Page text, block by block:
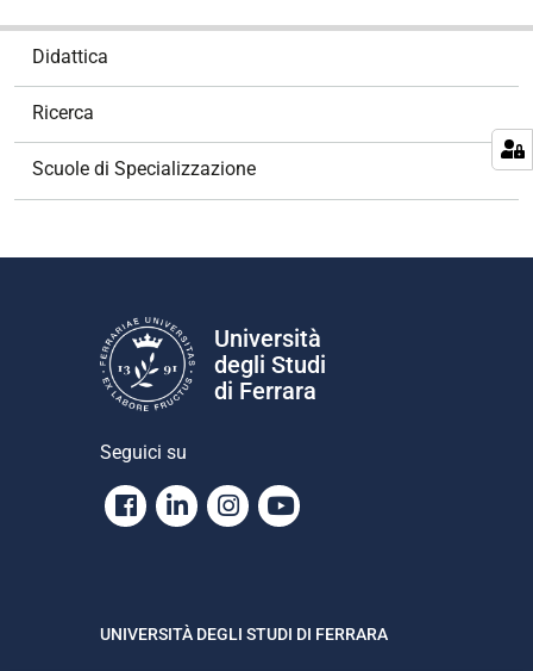
Didattica
Ricerca
Scuole di Specializzazione
Università
degli Studi
di Ferrara
Seguici su
Facebook
LinkedinInstagram
Youtube
UNIVERSITÀ DEGLI STUDI DI FERRARA